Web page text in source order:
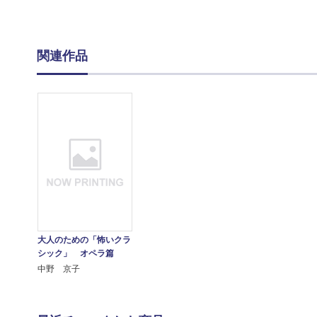
関連作品
大人のための「怖いクラ
シック」 オペラ篇
中野 京子